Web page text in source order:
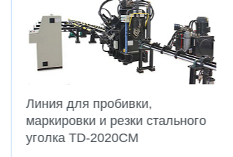
Линия для пробивки,
маркировки и резки стального
уголка TD-2020CM